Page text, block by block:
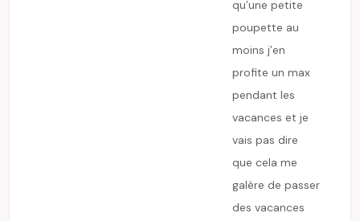
qu’une petite
poupette au
moins j’en
profite un max
pendant les
vacances et je
vais pas dire
que cela me
galère de passer
des vacances